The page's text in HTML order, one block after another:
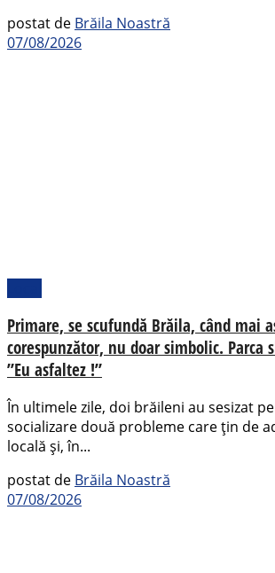
postat de Brăila Noastră
07/08/2026
Primare, se scufundă Brăila, când mai
corespunzător, nu doar simbolic. Parca
”Eu asfaltez !”
În ultimele zile, doi brăileni au sesizat
socializare două probleme care țin de
locală și, în...
postat de Brăila Noastră
07/08/2026